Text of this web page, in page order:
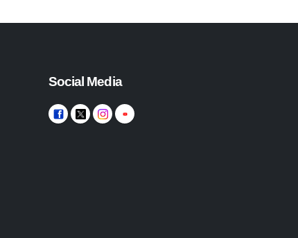
Social Media